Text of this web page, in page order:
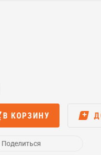
В КОРЗИНУ
Поделиться